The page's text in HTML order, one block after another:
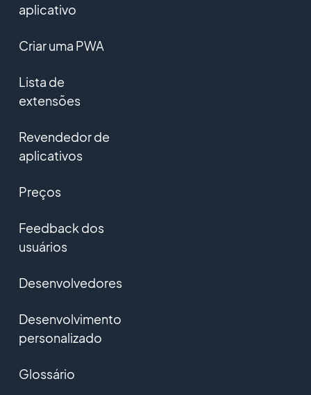
aplicativo
Criar uma PWA
Lista de
extensões
Revendedor de
aplicativos
Preços
Feedback dos
usuários
Desenvolvedores
Desenvolvimento
personalizado
Glossário